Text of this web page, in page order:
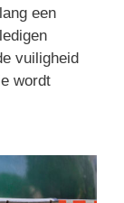
een
vuiligheid
wordt